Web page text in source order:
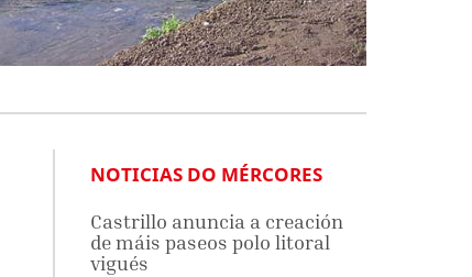
NOTICIAS DO MÉRCORES
Castrillo anuncia a creación
de máis paseos polo litoral
vigués